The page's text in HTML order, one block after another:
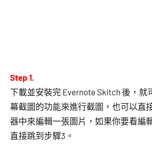
Step 1.
下載並安裝完 Evernote Skitch 後，就
幕截圖的功能來進行截圖，也可以直
器中來編輯一張圖片，如果你要看編
直接跳到步驟3。